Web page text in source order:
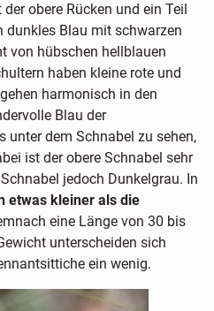
obere Rücken und ein Teil
dunkles Blau mit schwarzen
von hübschen hellblauen
haben kleine rote und
harmonisch in den
Blau der
dem Schnabel zu sehen,
ist der obere Schnabel sehr
jedoch Dunkelgrau. In
etwas kleiner als die
eine Länge von 30 bis
unterscheiden sich
ein wenig.